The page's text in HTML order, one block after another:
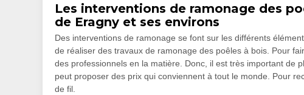
Les interventions de ramonage des
de Eragny et ses environs
Des interventions de ramonage se font sur les différents
de réaliser des travaux de ramonage des poêles à bois. Pour
des professionnels en la matière. Donc, il est très important de
peut proposer des prix qui conviennent à tout le monde. Pour
de fil.